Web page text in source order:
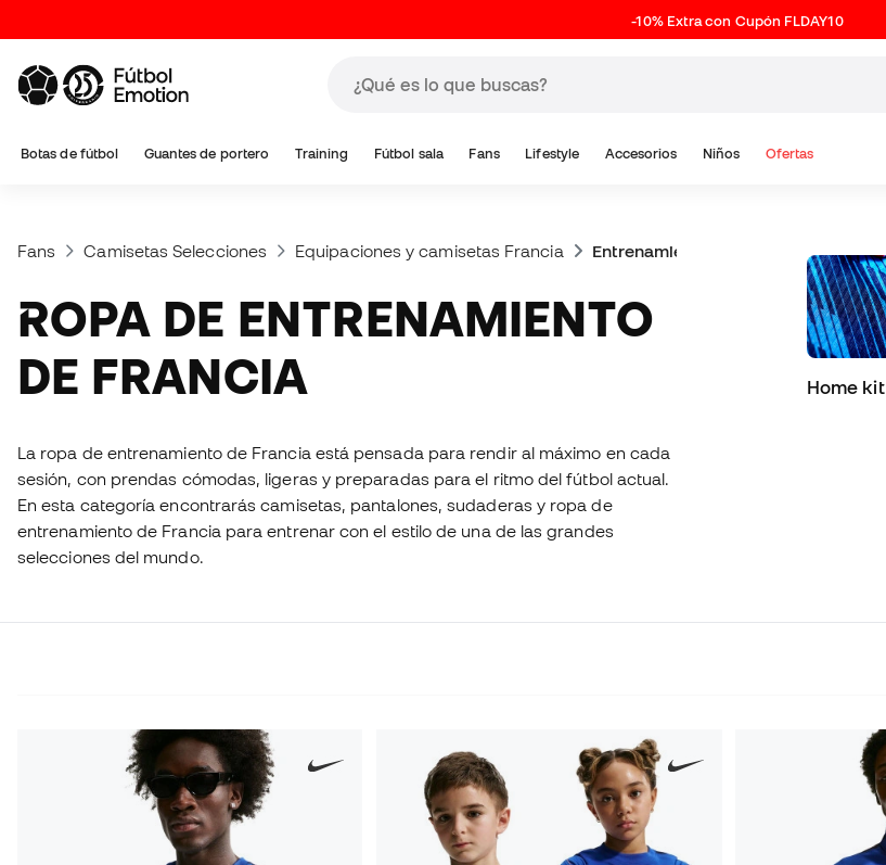
-10% Extra con Cupón FLDAY10
Botas de fútbol Guantes de portero Training Fútbol sala Fans Lifestyle Accesorios Niños Ofertas
Fans Camisetas Selecciones Equipaciones y camisetas Francia Entrenamiento Francia
ROPA DE ENTRENAMIENTO
DE FRANCIA
La ropa de entrenamiento de Francia está pensada para rendir al máximo en cada
sesión, con prendas cómodas, ligeras y preparadas para el ritmo del fútbol actual.
En esta categoría encontrarás camisetas, pantalones, sudaderas y ropa de
entrenamiento de Francia para entrenar con el estilo de una de las grandes
selecciones del mundo.
Home kit